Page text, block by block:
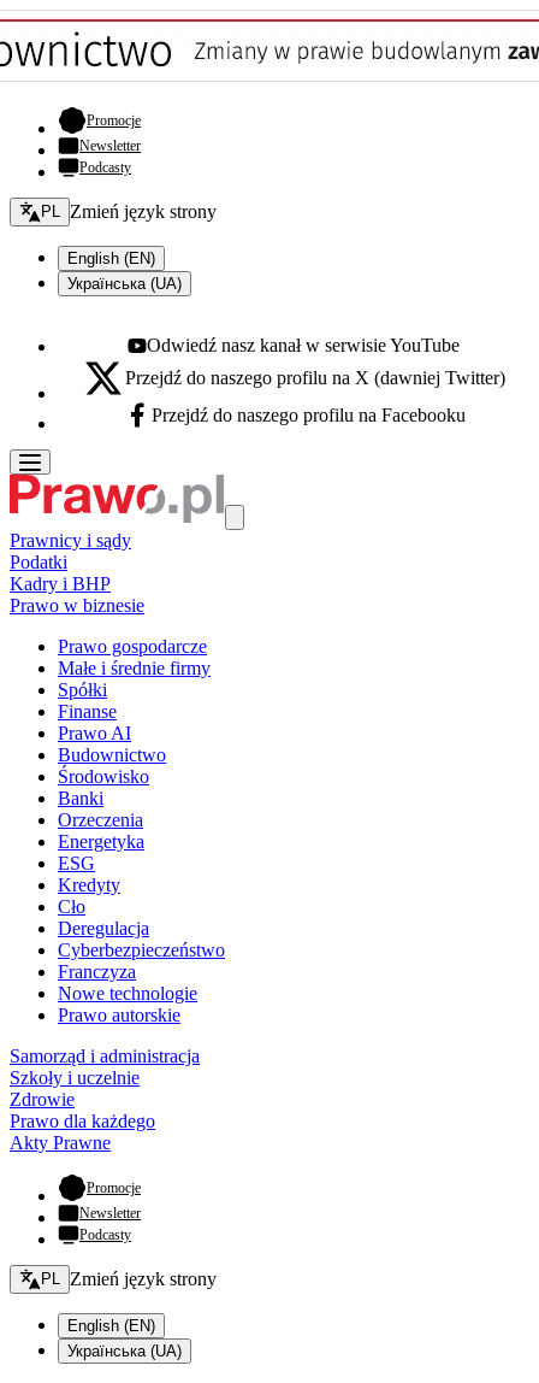
Promocje- otwiera się w nowej karcie
Newsletter
Podcasty
Zmień język - bieżący:
PL Zmień język strony
English (EN)
Українська (UA)
Youtube - otwiera się w nowej karcie
Odwiedź nasz kanał w serwisie YouTube
X - otwiera się w nowej karcie
Przejdź do naszego profilu na X (dawniej Twitter)
Facebook - otwiera się w nowej karcie
Przejdź do naszego profilu na Facebooku
Prawnicy i sądy
Podatki
Kadry i BHP
Prawo w biznesie
Prawo gospodarcze
Małe i średnie firmy
Spółki
Finanse
Prawo AI
Budownictwo
Środowisko
Banki
Orzeczenia
Energetyka
ESG
Kredyty
Cło
Deregulacja
Cyberbezpieczeństwo
Franczyza
Nowe technologie
Prawo autorskie
Samorząd i administracja
Szkoły i uczelnie
Zdrowie
Prawo dla każdego
Akty Prawne
Promocje- otwiera się w nowej karcie
Newsletter
Podcasty
Zmień język - bieżący:
PL Zmień język strony
English (EN)
Українська (UA)